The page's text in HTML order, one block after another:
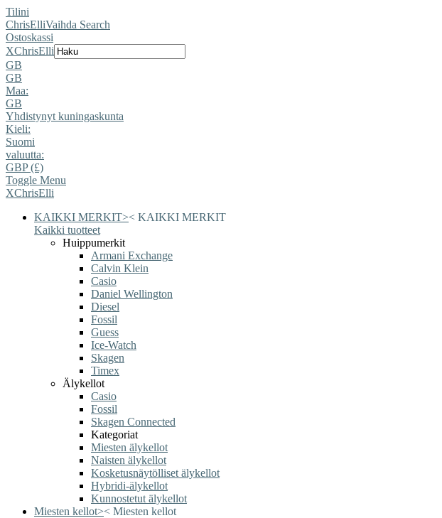
Tilini
ChrisElliVaihda Search
Ostoskassi
XChrisElli
GB
GB
Maa:
GB
Yhdistynyt kuningaskunta
Kieli:
Suomi
valuutta:
GBP (£)
Toggle Menu
XChrisElli
KAIKKI MERKIT>< KAIKKI MERKIT
Kaikki tuotteet
Huippumerkit
Armani Exchange
Calvin Klein
Casio
Daniel Wellington
Diesel
Fossil
Guess
Ice-Watch
Skagen
Timex
Älykellot
Casio
Fossil
Skagen Connected
Kategoriat
Miesten älykellot
Naisten älykellot
Kosketusnäytölliset älykellot
Hybridi-älykellot
Kunnostetut älykellot
Miesten kellot>< Miesten kellot